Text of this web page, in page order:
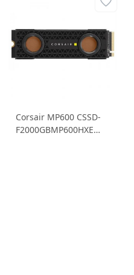
Corsair MP600 CSSD-
F2000GBMP600HXE